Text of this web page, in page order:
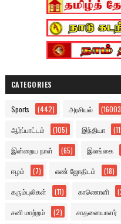
CATEGORIES
Sports (442) அரசியல்
ஆர்ப்பாட்டம் (105) இந்தியா
இன்றைய நாள் (65) இலங்கை
ஈழம் (7) எண் ஜோதிடம் (18)
கரும்புலிகள் (11) காணொளி
சனி மாற்றம் (2) சாதனையாளர்